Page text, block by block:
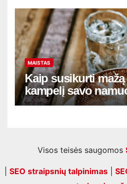
MAISTAS
Kaip susikurti
kampelį savo
Visos teisės saugomos
SEO straipsnių talpinimas